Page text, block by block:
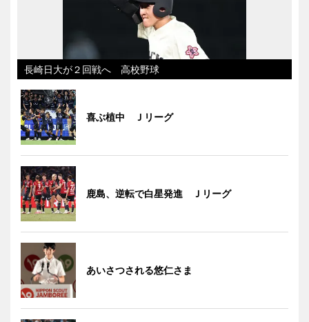
長崎日大が２回戦へ 高校野球
喜ぶ植中 Ｊリーグ
鹿島、逆転で白星発進 Ｊリーグ
あいさつされる悠仁さま